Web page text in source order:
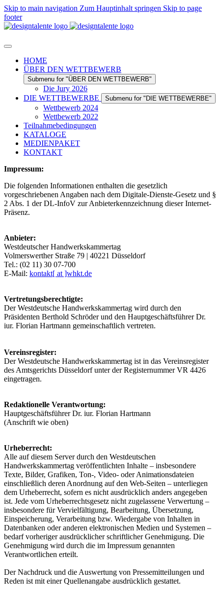
Skip to main navigation Zum Hauptinhalt springen Skip to page
footer
HOME
ÜBER DEN WETTBEWERB
Submenu for "ÜBER DEN WETTBEWERB"
Die Jury 2026
DIE WETTBEWERBE
Submenu for "DIE WETTBEWERBE"
Wettbewerb 2024
Wettbewerb 2022
Teilnahmebedingungen
KATALOGE
MEDIENPAKET
KONTAKT
Impressum:
Die folgenden Informationen enthalten die gesetzlich
vorgeschriebenen Angaben nach dem Digitale-Dienste-Gesetz und §
2 Abs. 1 der DL-InfoV zur Anbieterkennzeichnung dieser Internet-
Präsenz.
Anbieter:
Westdeutscher Handwerkskammertag
Volmerswerther Straße 79 | 40221 Düsseldorf
Tel.: (02 11) 30 07-700
E-Mail: kontakt[ at ]whkt.de
Vertretungsberechtigte:
Der Westdeutsche Handwerkskammertag wird durch den
Präsidenten Berthold Schröder und den Hauptgeschäftsführer Dr.
iur. Florian Hartmann gemeinschaftlich vertreten.
Vereinsregister:
Der Westdeutsche Handwerkskammertag ist in das Vereinsregister
des Amtsgerichts Düsseldorf unter der Registernummer VR 4426
eingetragen.
Redaktionelle Verantwortung:
Hauptgeschäftsführer Dr. iur. Florian Hartmann
(Anschrift wie oben)
Urheberrecht:
Alle auf diesem Server durch den Westdeutschen
Handwerkskammertag veröffentlichten Inhalte – insbesondere
Texte, Bilder, Grafiken, Ton-, Video- oder Animationsdateien
einschließlich deren Anordnung auf den Web-Seiten – unterliegen
dem Urheberrecht, sofern es nicht ausdrücklich anders angegeben
ist. Jede vom Urheberrechtsgesetz nicht zugelassene Verwertung –
insbesondere für Vervielfältigung, Bearbeitung, Übersetzung,
Einspeicherung, Verarbeitung bzw. Wiedergabe von Inhalten in
Datenbanken oder anderen elektronischen Medien und Systemen –
bedarf vorheriger ausdrücklicher schriftlicher Genehmigung. Die
Genehmigung wird durch die im Impressum genannten
Verantwortlichen erteilt.
Der Nachdruck und die Auswertung von Pressemitteilungen und
Reden ist mit einer Quellenangabe ausdrücklich gestattet.